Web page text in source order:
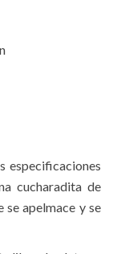
especificaciones
cucharadita de
apelmace y se